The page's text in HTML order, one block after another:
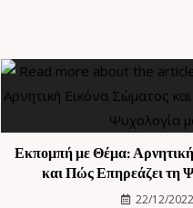
Εκπομπή με Θέμα:
και Πώς Επηρεάζει τη
22/12/2022